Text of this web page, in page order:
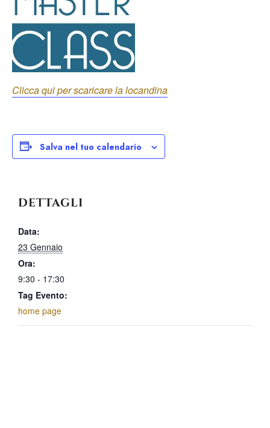
Clicca qui per scaricare la locandina
Salva nel tuo calendario
DETTAGLI
Data:
23 Gennaio
Ora:
9:30 - 17:30
Tag Evento:
home page